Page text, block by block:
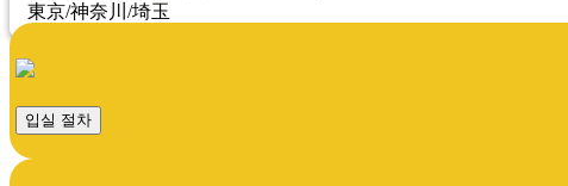
東京/神奈川/埼玉
입실 절차